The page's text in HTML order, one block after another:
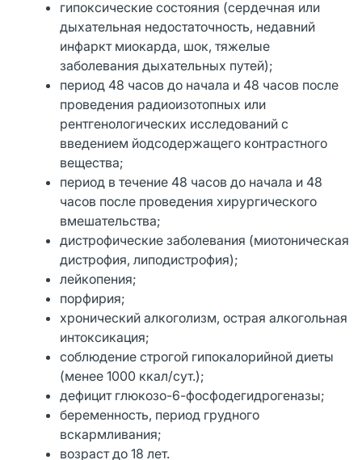
гипоксические состояния (сердечная или
дыхательная недостаточность, недавний
инфаркт миокарда, шок, тяжелые
заболевания дыхательных путей);
период 48 часов до начала и 48 часов после
проведения радиоизотопных или
рентгенологических исследований с
введением йодсодержащего контрастного
вещества;
период в течение 48 часов до начала и 48
часов после проведения хирургического
вмешательства;
дистрофические заболевания (миотоническая
дистрофия, липодистрофия);
лейкопения;
порфирия;
хронический алкоголизм, острая алкогольная
интоксикация;
соблюдение строгой гипокалорийной диеты
(менее 1000 ккал/сут.);
дефицит глюкозо-6-фосфодегидрогеназы;
беременность, период грудного
вскармливания;
возраст до 18 лет.